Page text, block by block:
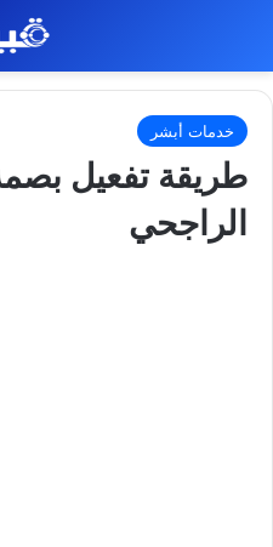
خدمات أبشر
طريقة تفعيل
الراجحي